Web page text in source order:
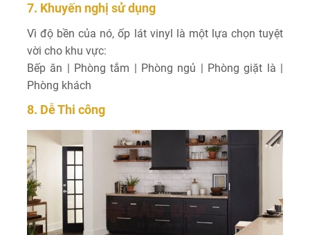
7. Khuyến nghị sử dụng
Vì độ bền của nó, ốp lát vinyl là một lựa chọn tuyệt
vời cho khu vực:
Bếp ăn | Phòng tắm | Phòng ngủ | Phòng giặt là |
Phòng khách
8. Dễ Thi công